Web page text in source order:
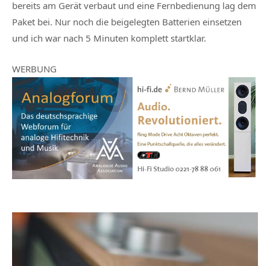
bereits am Gerät verbaut und eine Fernbedienung lag dem
Paket bei. Nur noch die beigelegten Batterien einsetzen
und ich war nach 5 Minuten komplett startklar.
WERBUNG